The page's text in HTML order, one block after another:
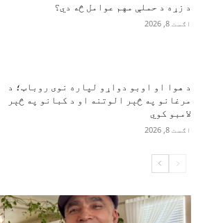
د زړه د حملې مهم عوامل څه دي؟
اګست 8, 2026
د هوا او اوبو دواړو لپاره نوی روباټ؛ د
مرغانو په څېر الوتنه او د کبانو په څېر
لامبو کوي
اګست 8, 2026